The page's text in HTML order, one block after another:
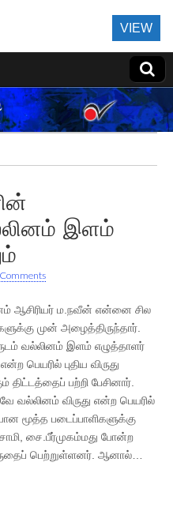
இளம்
ஆசிரியர் ம.நவீன் என்னை சில
முன் அழைத்திருந்தார்.
வல்லினம் இளம் எழுத்தாளர்
என்ற பெயரில் புதிய விருது
திட்டத்தைப் பற்றி பேசினார்.
வல்லினம் விருது என்ற பெயரில்
மூத்த படைப்பாளிகளுக்கு
சை.பீர்முகம்மது போன்ற
பெற்றுள்ளனர். ஆனால்…
VIEW